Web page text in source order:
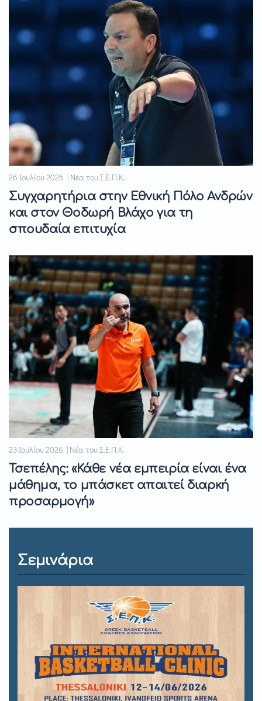
26 Ιουλίου 2026 | Νέα του Σ.Ε.Π.Κ.
Συγχαρητήρια στην Εθνική Πόλο Ανδρών
και στον Θοδωρή Βλάχο για τη
σπουδαία επιτυχία
23 Ιουλίου 2026 | Νέα του Σ.Ε.Π.Κ.
Τσεπέλης: «Κάθε νέα εμπειρία είναι ένα
μάθημα, το μπάσκετ απαιτεί διαρκή
προσαρμογή»
Σεμινάρια